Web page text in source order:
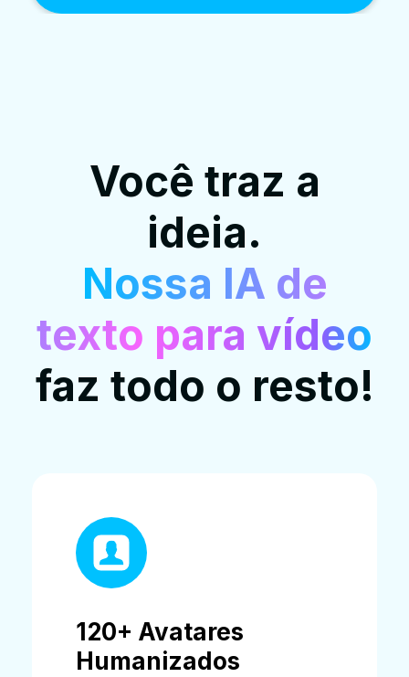
Você traz a
ideia.
Nossa IA de
texto para vídeo
faz todo o resto!
120+ Avatares
Humanizados